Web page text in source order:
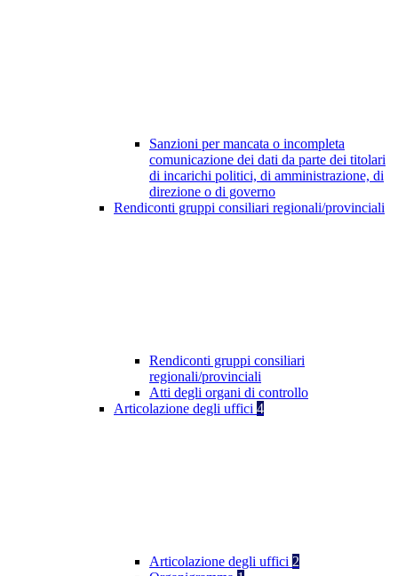
Sanzioni per mancata o incompleta
comunicazione dei dati da parte dei titolari
di incarichi politici, di amministrazione, di
direzione o di governo
Rendiconti gruppi consiliari regionali/provinciali
Rendiconti gruppi consiliari
regionali/provinciali
Atti degli organi di controllo
Articolazione degli uffici 4
Articolazione degli uffici 2